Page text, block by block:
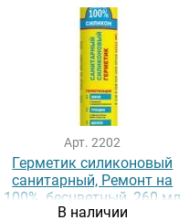
Арт. 2202
Герметик силиконовый
санитарный, Ремонт на
100%, бесцветный, 260 мл
В наличии